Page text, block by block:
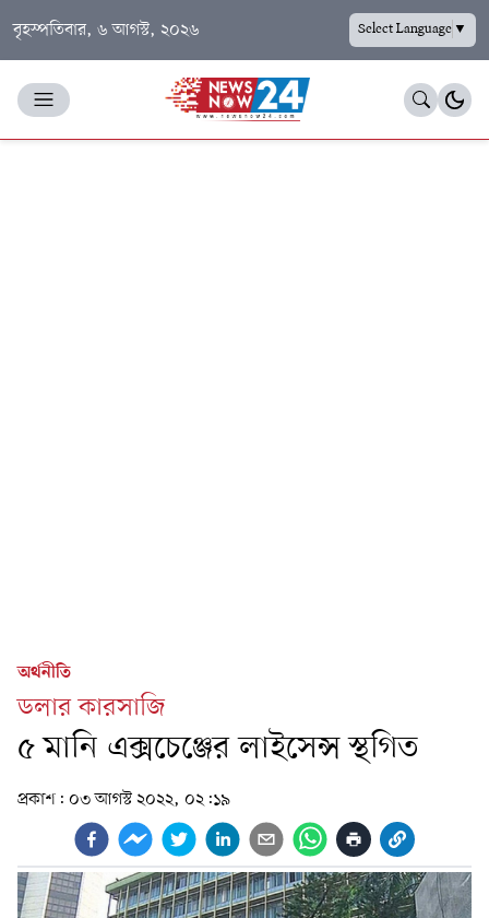
বৃহস্পতিবার, ৬ আগস্ট, ২০২৬ Select Language▼
অর্থনীতি
ডলার কারসাজি
৫ মানি এক্সচেঞ্জের লাইসেন্স স্থগিত
প্রকাশ: ০৩ আগস্ট ২০২২, ০২:১৯